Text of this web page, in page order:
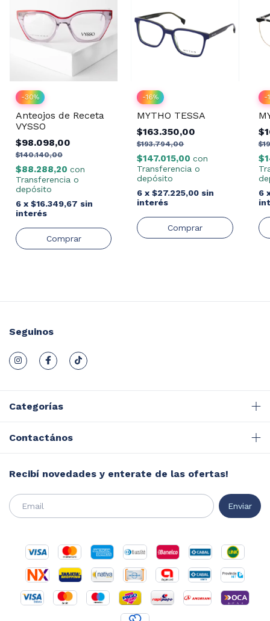
-30%
Anteojos de Receta
VYSSO
$98.098,00
$140.140,00
$88.288,20 con
Transferencia o
depósito
6 x $16.349,67 sin
interés
-16%
MYTHO TESSA
$163.350,00
$193.794,00
$147.015,00con
Transferencia o
depósito
6 x$27.225,00 sin
interés
Comprar
-
6
Seguinos
Categorías
Contactános
Recibí novedades y enterate de las ofertas!